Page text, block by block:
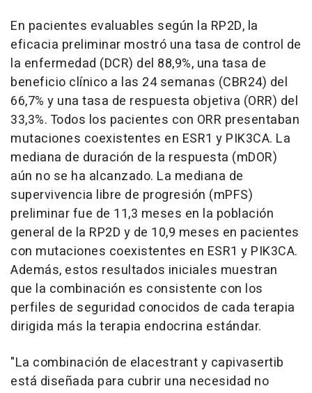
En pacientes evaluables según la RP2D, la
eficacia preliminar mostró una tasa de control de
la enfermedad (DCR) del 88,9%, una tasa de
beneficio clínico a las 24 semanas (CBR24) del
66,7% y una tasa de respuesta objetiva (ORR) del
33,3%. Todos los pacientes con ORR presentaban
mutaciones coexistentes en ESR1 y PIK3CA. La
mediana de duración de la respuesta (mDOR)
aún no se ha alcanzado. La mediana de
supervivencia libre de progresión (mPFS)
preliminar fue de 11,3 meses en la población
general de la RP2D y de 10,9 meses en pacientes
con mutaciones coexistentes en ESR1 y PIK3CA.
Además, estos resultados iniciales muestran
que la combinación es consistente con los
perfiles de seguridad conocidos de cada terapia
dirigida más la terapia endocrina estándar.
"La combinación de elacestrant y capivasertib
está diseñada para cubrir una necesidad no